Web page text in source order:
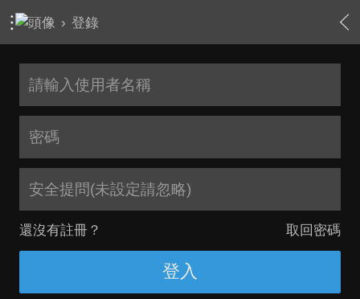
› 登錄
安全提問(未設定請忽略)
還沒有註冊？ 取回密碼
登入